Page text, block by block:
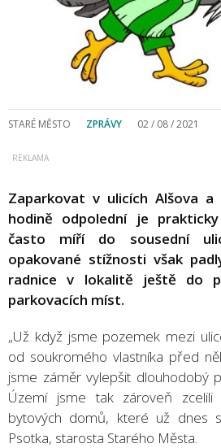
STARÉ MĚSTO ZPRÁVY 02 / 08 / 2021
Zaparkovat v ulicích Alšova
hodině odpolední je
často míří do sousední
opakované stížnosti však
radnice v lokalitě ještě do
parkovacích míst.
„Už když jsme pozemek mezi
od soukromého vlastníka před
jsme záměr vylepšit dlouhodobý
Území jsme tak zároveň
bytových domů, které už dnes
Psotka, starosta Starého Města.